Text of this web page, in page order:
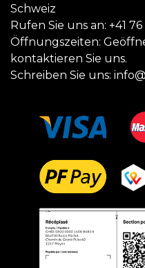
Schweiz
Rufen Sie uns an: +41
Öffnungszeiten:
kontaktieren Sie uns.
Schreiben Sie uns: